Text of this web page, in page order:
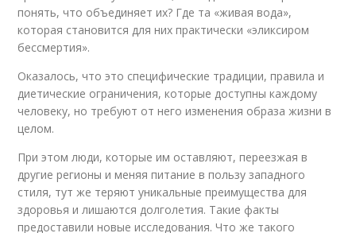
понять, что объединяет их? Где та «живая вода»,
которая становится для них практически «эликсиром
бессмертия».
Оказалось, что это специфические традиции, правила и
диетические ограничения, которые доступны каждому
человеку, но требуют от него изменения образа жизни в
целом.
При этом люди, которые им оставляют, переезжая в
другие регионы и меняя питание в пользу западного
стиля, тут же теряют уникальные преимущества для
здоровья и лишаются долголетия. Такие факты
предоставили новые исследования. Что же такого